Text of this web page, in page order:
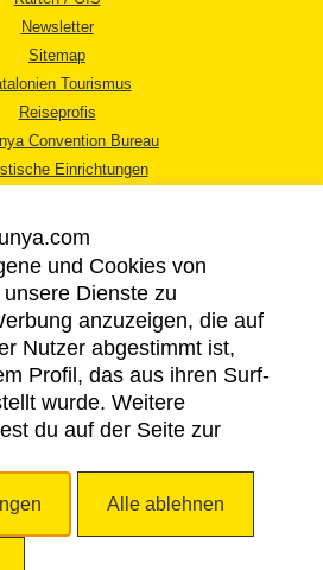
Newsletter
Sitemap
Tourismus
Reiseprofis
Convention Bureau
Einrichtungen
HINWEIS
COOKIES
und Cookies von
Dienste zu
anzuzeigen, die auf
Nutzer abgestimmt ist,
Profil, das aus ihren Surf-
wurde. Weitere
du auf der Seite zur
Alle ablehnen